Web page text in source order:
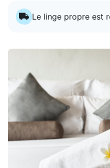
Le linge propre est